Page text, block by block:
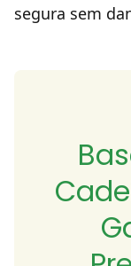
segura sem